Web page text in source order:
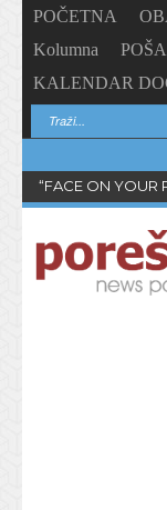
POČETNA
Kolumna
KALENDAR
“FACE ON YOUR